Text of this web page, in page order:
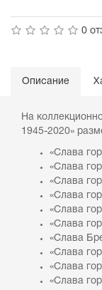
0
Описание
На
1945-2020»
«Слава
«Слава
«Слава
«Слава
«Слава
«Слава
«Слава
«Слава
«Слава
«Слава